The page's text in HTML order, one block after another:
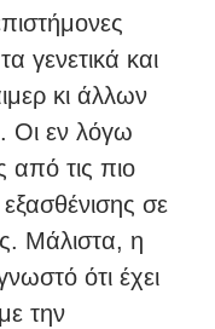
γενετικά και
κι άλλων
Οι εν λόγω
από τις πιο
σε
Μάλιστα, η
ότι έχει
την